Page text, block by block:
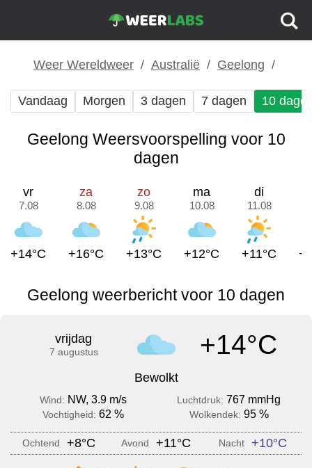
Weer Wereldweer Australië Geelong
Vandaag Morgen 3 dagen 7 dagen 10
Geelong Weersvoorspelling voor 10
dagen
vr
7.08
+14°C
za
8.08
+16°C
zo
9.08
+13°C
ma
10.08
+12°C
di
11.08
+11°C
Geelong weerbericht voor 10 dagen
vrijdag
7 augustus +14°C
Bewolkt
Wind: NW, 3.9 m/s Luchtdruk: 767 mmHg
Vochtigheid: 62 % Wolkendek: 95 %
Ochtend +8°C Avond +11°C Nacht +10°C